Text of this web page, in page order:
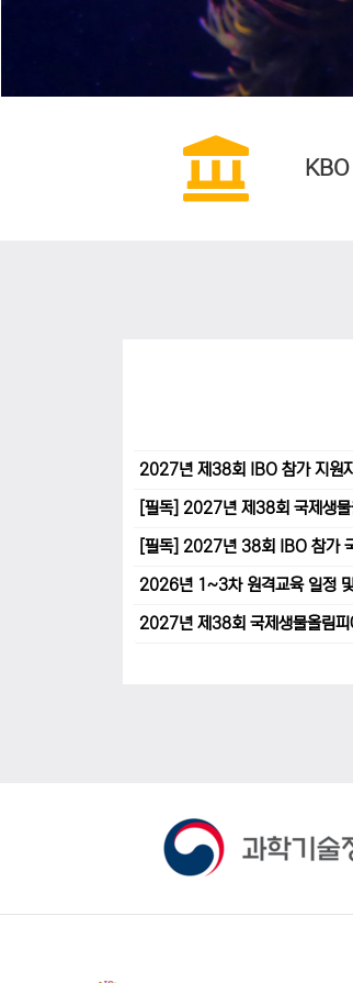
KBO
2027년 제38회 IBO 참가 지원
[필독] 2027년 제38회 국제생물
[필독] 2027년 38회 IBO 참가
2026년 1~3차 원격교육 일정
2027년 제38회 국제생물올림피